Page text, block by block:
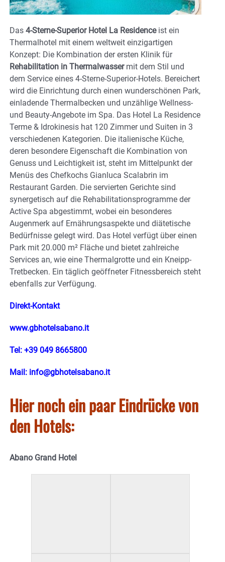
Das 4-Sterne-Superior Hotel La Residenceist ein
Thermalhotel mit einem weltweit einzigartigen
Konzept: Die Kombination der ersten Klinik für
Rehabilitation in Thermalwassermit dem Stil und
dem Service eines 4-Sterne-Superior-Hotels. Bereichert
wird die Einrichtung durch einen wunderschönen Park,
einladende Thermalbecken und unzählige Wellness-
und Beauty-Angebote im Spa. Das Hotel La Residence
Terme & Idrokinesis hat 120 Zimmer und Suiten in 3
verschiedenen Kategorien. Die italienische Küche,
deren besondere Eigenschaft die Kombination von
Genuss und Leichtigkeit ist, steht im Mittelpunkt der
Menüs des Chefkochs Gianluca Scalabrin im
Restaurant Garden. Die servierten Gerichte sind
synergetisch auf die Rehabilitationsprogramme der
Active Spa abgestimmt, wobei ein besonderes
Augenmerk auf Ernährungsaspekte und diätetische
Bedürfnisse gelegt wird. Das Hotel verfügt über einen
Park mit 20.000 m² Fläche und bietet zahlreiche
Services an, wie eine Thermalgrotte und ein Kneipp-
Tretbecken. Ein täglich geöffneter Fitnessbereich steht
ebenfalls zur Verfügung.
Direkt-Kontakt
www.gbhotelsabano.it
Tel: +39 049 8665800
Mail: info@gbhotelsabano.it
Hier noch ein paar Eindrücke von
den Hotels:
Abano Grand Hotel